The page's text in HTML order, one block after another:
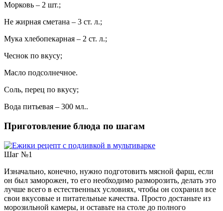
Морковь – 2 шт.;
Не жирная сметана – 3 ст. л.;
Мука хлебопекарная – 2 ст. л.;
Чеснок по вкусу;
Масло подсолнечное.
Соль, перец по вкусу;
Вода питьевая – 300 мл..
Приготовление блюда по шагам
Шаг №1
Изначально, конечно, нужно подготовить мясной фарш, если
он был заморожен, то его необходимо разморозить, делать это
лучше всего в естественных условиях, чтобы он сохранил все
свои вкусовые и питательные качества. Просто достаньте из
морозильной камеры, и оставьте на столе до полного